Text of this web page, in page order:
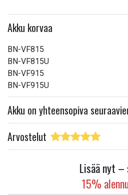
Akku korvaa
BN-VF815
BN-VF815U
BN-VF915
BN-VF915U
Akku on yhteensopiva
Arvostelut
Lisää nyt –
15%